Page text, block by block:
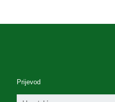
Prijevod